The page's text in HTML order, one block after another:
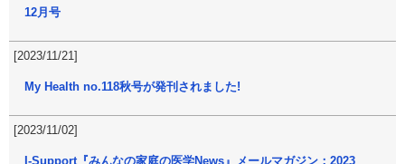
12月号
[2023/11/21]
My Health no.118秋号が発刊されました!
[2023/11/02]
I-Support『みんなの家庭の医学News』メールマガジン：2023